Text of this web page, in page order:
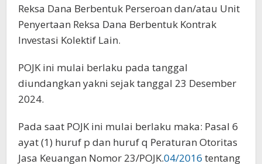
Reksa Dana Berbentuk Perseroan dan/atau Unit
Penyertaan Reksa Dana Berbentuk Kontrak
Investasi Kolektif Lain.
POJK ini mulai berlaku pada tanggal
diundangkan yakni sejak tanggal 23 Desember
2024.
Pada saat POJK ini mulai berlaku maka: Pasal 6
ayat (1) huruf p dan huruf q Peraturan Otoritas
Jasa Keuangan Nomor 23/POJK.04/2016 tentang